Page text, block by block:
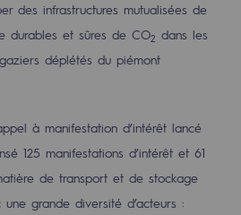
et opportunités
des infrastructures mutualisées de
durables et sûres de CO2 dans les
déplétés du piémont
à manifestation d’intérêt lancé
125 manifestations d’intérêt et 61
de transport et de stockage
une grande diversité d’acteurs :